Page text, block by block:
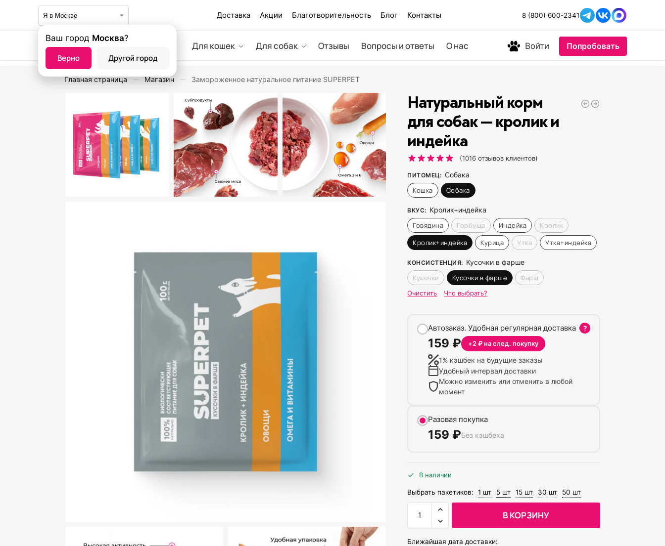
Доставка Акции Благотворительность Блог Контакты 8 (800) 600-2341
Для кошек Для собак Отзывы Вопросы и ответы О нас Войти Попробовать
Главная страница — Магазин — Замороженное натуральное питание SUPERPET
Натуральный корм
для собак — кролик и
индейка
(1016 отзывов клиентов)
ПИТОМЕЦ: Собака
Кошка Собака
ВКУС: Кролик+индейка
Говядина Горбуша Индейка
Кролик
Кролик+индейка
Курица Утка Утка+индейка
КОНСИСТЕНЦИЯ: Кусочки в фарше
Кусочки Кусочки в фарше Фарш
Очистить Что выбрать?
Автозаказ. Удобная регулярная доставка ?
159 ₽ +2₽ на след. покупку
1% кэшбек на будущие заказы
Удобный интервал доставки
Можно изменить или отменить в любой
момент
Разовая покупка
159 ₽Без кэшбека
В наличии
Выбрать пакетиков: 1 шт 5 шт 15 шт 30 шт 50 шт
В КОРЗИНУ
Ближайшая дата доставки:
Ваш город Москва?
Верно Другой город